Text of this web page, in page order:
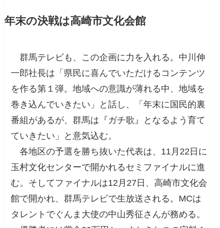
年末の決戦は高崎市文化会館
群馬テレビも、この企画に力を入れる。中川伸
一郎社長は「県民に喜んでいただけるコンテンツ
を作る第１弾。地域への意識が薄れる中、地域を
巻き込んでいきたい」と話し、「年末に国民的裏
番組があるが、群馬は『ガチ歌』となるよう育て
ていきたい」と意気込む。
各地区の予選を勝ち抜いた代表は、11月22日に
玉村文化センターで開かれるセミファイナルに進
む。そしてファイナルは12月27日、高崎市文化会
館で開かれ、群馬テレビで生放送される。MCは
タレントでぐんま大使の中山秀征さんが務める。